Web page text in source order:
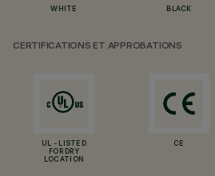
WHITE BLACK
CERTIFICATIONS ET APPROBATIONS
UL - LISTED
FOR DRY
LOCATION
CE